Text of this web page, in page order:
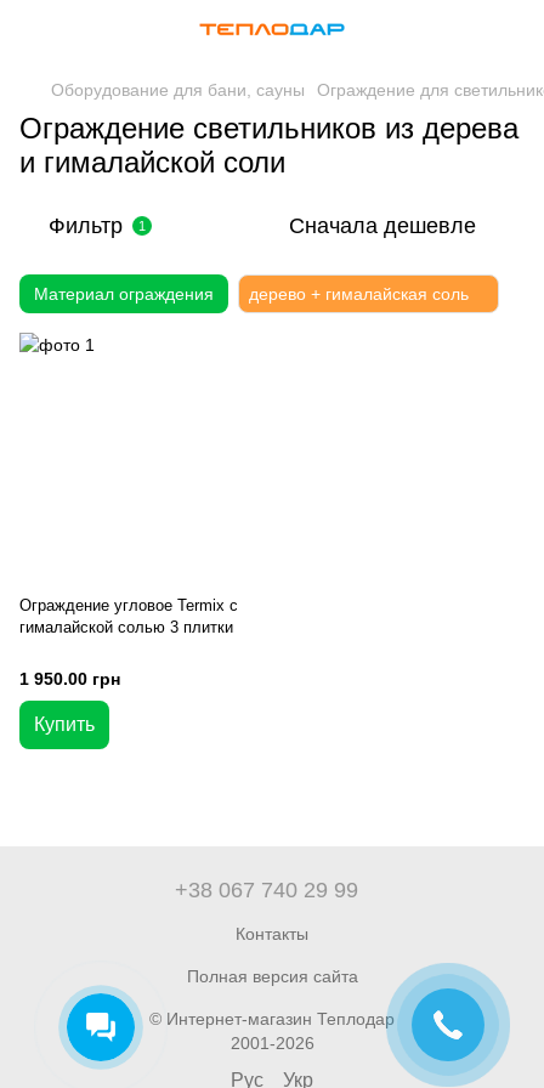
Оборудование для бани, сауны Ограждение для
Ограждение светильников из дерева
и гималайской соли
Фильтр 1 Сначала дешевле
Материал ограждения дерево + гималайская соль
Ограждение угловое Termix с
гималайской солью 3 плитки
1 950.00 грн
Купить
+38 067 740 29 99
Контакты
Полная версия сайта
© Интернет-магазин Теплодар
2001-2026
Рус Укр